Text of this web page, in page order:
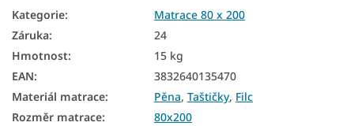
Matrace Aloe Vera
Matrace z PUR pěny
Přírodní matrace
Podlahové matrace
Kategorie:
Matrace 80 x 200
Záruka:
24
Hmotnost:
15 kg
EAN:
3832640135470
Materiál matrace: Pěna, Taštičky, Filc
Rozměr matrace:
80x200